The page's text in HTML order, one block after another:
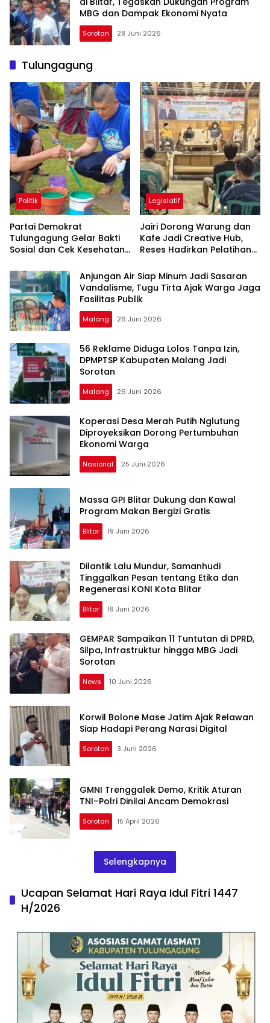
MBG dan Dampak Ekonomi Nyata
Sorotan 28 Juni 2026
Tulungagung
Politik
Partai Demokrat
Tulungagung Gelar Bakti
Sosial dan Cek Kesehatan
Legislatif
Jairi Dorong Warung dan
Kafe Jadi Creative Hub,
Reses Hadirkan Pelatihan
Anjungan Air Siap Minum Jadi Sasaran
Vandalisme, Tugu Tirta Ajak Warga Jaga
Fasilitas Publik
Malang 26 Juni 2026
56 Reklame Diduga Lolos Tanpa Izin,
DPMPTSP Kabupaten Malang Jadi
Sorotan
Malang 26 Juni 2026
Koperasi Desa Merah Putih Nglutung
Diproyeksikan Dorong Pertumbuhan
Ekonomi Warga
Nasional 25 Juni 2026
Massa GPI Blitar Dukung dan Kawal
Program Makan Bergizi Gratis
Blitar 19 Juni 2026
Dilantik Lalu Mundur, Samanhudi
Tinggalkan Pesan tentang Etika dan
Regenerasi KONI Kota Blitar
Blitar 19 Juni 2026
GEMPAR Sampaikan 11 Tuntutan di DPRD,
Silpa, Infrastruktur hingga MBG Jadi
Sorotan
News 10 Juni 2026
Korwil Bolone Mase Jatim Ajak Relawan
Siap Hadapi Perang Narasi Digital
Sorotan 3 Juni 2026
GMNI Trenggalek Demo, Kritik Aturan
TNI–Polri Dinilai Ancam Demokrasi
Sorotan 15 April 2026
Selengkapnya
Ucapan Selamat Hari Raya Idul Fitri 1447
H/2026